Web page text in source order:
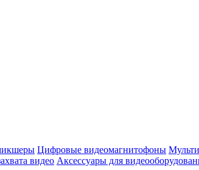
Цифровые видеомагнитофоны
видео Аксессуары для